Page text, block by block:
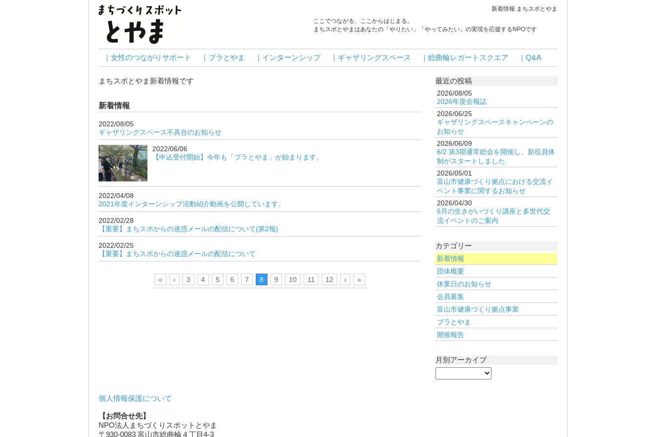
新着情報 まちスポとやま
ここでつながる、ここからはじまる。
まちスポとやまはあなたの「やりたい」「やってみたい」の実現を応援するNPOです
｜女性のつながりサポート ｜ブラとやま ｜インターンシップ ｜ギャザリングスペース ｜総曲輪レガートスクエア ｜Q&A
まちスポとやま新着情報です
新着情報
2022/08/05
ギャザリングスペース不具合のお知らせ
2022/06/06
【申込受付開始】今年も「ブラとやま」が始まります。
2022/04/08
2021年度インターンシップ活動紹介動画を公開しています。
2022/02/28
【重要】まちスポからの迷惑メールの配信について(第2報)
2022/02/25
【重要】まちスポからの迷惑メールの配信について
« ‹ 3 4 5 6 7 8 9 10 11 12 › »
最近の投稿
2026/08/05
2026年度会報誌
2026/06/25
ギャザリングスペースキャンペーンの
お知らせ
2026/06/09
6/2 第3期通常総会を開催し、新役員体
制がスタートしました
2026/05/01
富山市健康づくり拠点における交流イ
ベント事業に関するお知らせ
2026/04/30
6月の生きがいづくり講座と多世代交
流イベントのご案内
カテゴリー
新着情報
団体概要
休業日のお知らせ
会員募集
富山市健康づくり拠点事業
ブラとやま
開催報告
月別アーカイブ
個人情報保護について
【お問合せ先】
NPO法人まちづくりスポットとやま
〒930-0083 富山市総曲輪４丁目4-3